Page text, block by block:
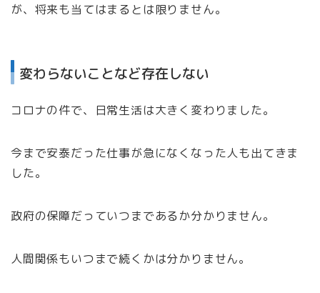
が、将来も当てはまるとは限りません。
変わらないことなど存在しない
コロナの件で、日常生活は大きく変わりました。
今まで安泰だった仕事が急になくなった人も出てきま
した。
政府の保障だっていつまであるか分かりません。
人間関係もいつまで続くかは分かりません。